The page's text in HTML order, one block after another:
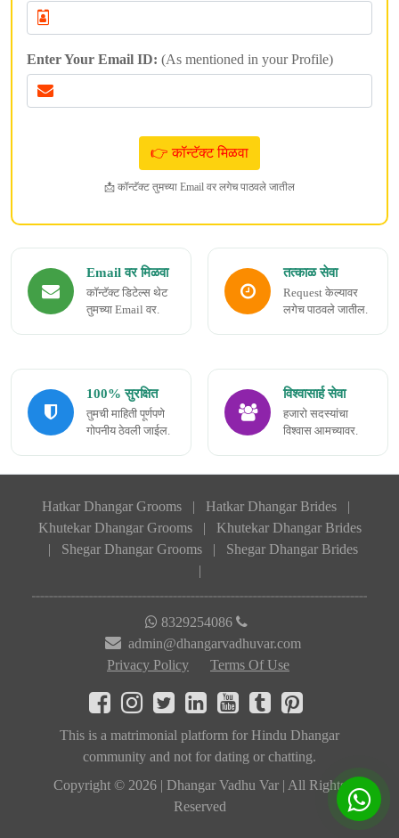
Enter Your Email ID: (As mentioned in your Profile)
📩 कॉन्टॅक्ट तुमच्या Email वर लगेच पाठवले जातील
Email वर मिळवा
कॉन्टॅक्ट डिटेल्स थेट
तुमच्या Email वर.
तत्काळ सेवा
Request केल्यावर
लगेच पाठवले जातील.
100% सुरक्षित
तुमची माहिती पूर्णपणे
गोपनीय ठेवली जाईल.
विश्वासार्ह सेवा
हजारो सदस्यांचा
विश्वास आमच्यावर.
Hatkar Dhangar Grooms | Hatkar Dhangar Brides
|
Khutekar Dhangar Grooms
|
Khutekar Dhangar Brides
|
Shegar Dhangar Grooms |
Shegar Dhangar Brides
|
8329254086
admin@dhangarvadhuvar.com
Privacy Policy
Terms Of Use
This is a matrimonial platform for Hindu Dhangar
community and not for dating or chatting.
Copyright © 2026 | Dhangar Vadhu Var | All Rights
Reserved